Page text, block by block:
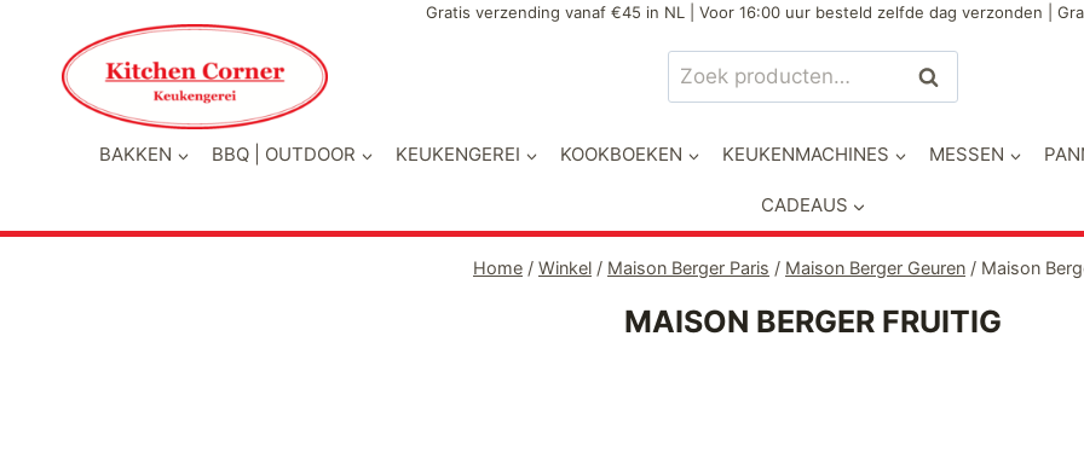
inhoud
Gratis verzending vanaf €45 in NL | Voor 16:00 uur besteld zelfde dag verzonden |
Zoeken
naar:
Zoeken
BAKKEN BBQ | OUTDOOR KEUKENGEREI KOOKBOEKEN KEUKENMACHINES MESSEN
CADEAUS
Home / Winkel / Maison Berger Paris / Maison Berger Geuren / Maison
MAISON BERGER FRUITIG